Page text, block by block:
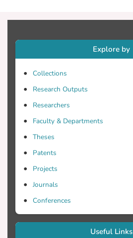
Explore by
Collections
Research Outputs
Researchers
Faculty & Departments
Theses
Patents
Projects
Journals
Conferences
Useful Links